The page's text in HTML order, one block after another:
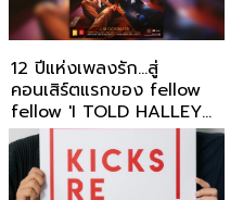
12 ปีแห่งเพลงรัก...สู่
คอนเสิร์ตแรกของ fellow
fellow 'I TOLD HALLEY
ABOUT YOU' 18 ต.ค.
2568 ที่ธันเดอร์โดม